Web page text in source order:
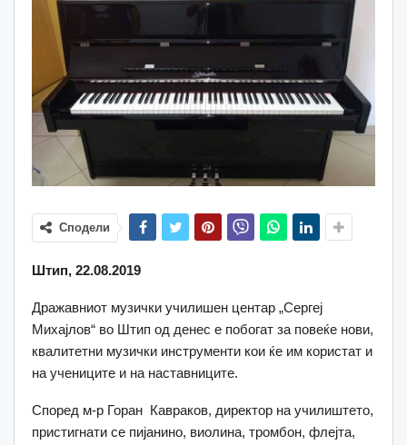
Сподели
Штип, 22.08.2019
Дражавниот музички училишен центар „Сергеј
Михајлов“ во Штип од денес е побогат за повеќе нови,
квалитетни музички инструменти кои ќе им користат и
на учениците и на наставниците.
Според м-р Горан Кавраков, директор на училиштето,
пристигнати се пијанино, виолина, тромбон, флејта,